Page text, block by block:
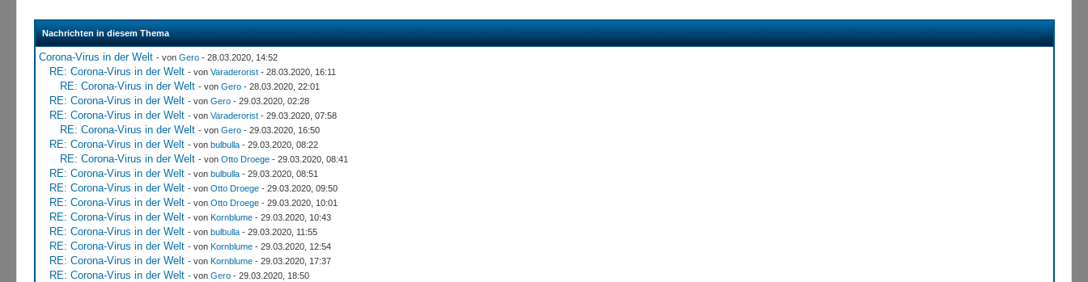
Nachrichten in diesem Thema
Corona-Virus in der Welt - von Gero- 28.03.2020, 14:52
RE: Corona-Virus in der Welt - von Varaderorist- 28.03.2020, 16:11
RE: Corona-Virus in der Welt - von Gero- 28.03.2020, 22:01
RE: Corona-Virus in der Welt - von Gero- 29.03.2020, 02:28
RE: Corona-Virus in der Welt - von Varaderorist- 29.03.2020, 07:58
RE: Corona-Virus in der Welt - von Gero- 29.03.2020, 16:50
RE: Corona-Virus in der Welt - von bulbulla- 29.03.2020, 08:22
RE: Corona-Virus in der Welt - von Otto Droege- 29.03.2020, 08:41
RE: Corona-Virus in der Welt - von bulbulla- 29.03.2020, 08:51
RE: Corona-Virus in der Welt - von Otto Droege- 29.03.2020, 09:50
RE: Corona-Virus in der Welt - von Otto Droege- 29.03.2020, 10:01
RE: Corona-Virus in der Welt - von Kornblume- 29.03.2020, 10:43
RE: Corona-Virus in der Welt - von bulbulla- 29.03.2020, 11:55
RE: Corona-Virus in der Welt - von Kornblume- 29.03.2020, 12:54
RE: Corona-Virus in der Welt - von Kornblume- 29.03.2020, 17:37
RE: Corona-Virus in der Welt - von Gero- 29.03.2020, 18:50